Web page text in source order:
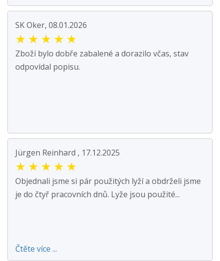
SK Oker, 08.01.2026
★ ★ ★ ★ ★
Zboží bylo dobře zabalené a dorazilo včas, stav
odpovídal popisu.
Jürgen Reinhard , 17.12.2025
★ ★ ★ ★ ★
Objednali jsme si pár použitých lyží a obdrželi jsme
je do čtyř pracovních dnů. Lyže jsou použité...
Čtěte více ...